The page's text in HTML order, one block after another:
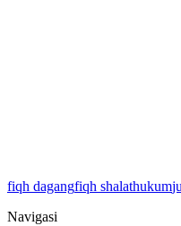
fiqh dagangfiqh shalathukum
Navigasi